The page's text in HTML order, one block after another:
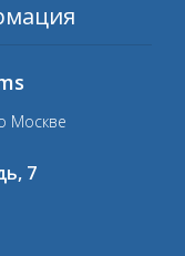
Москве
7